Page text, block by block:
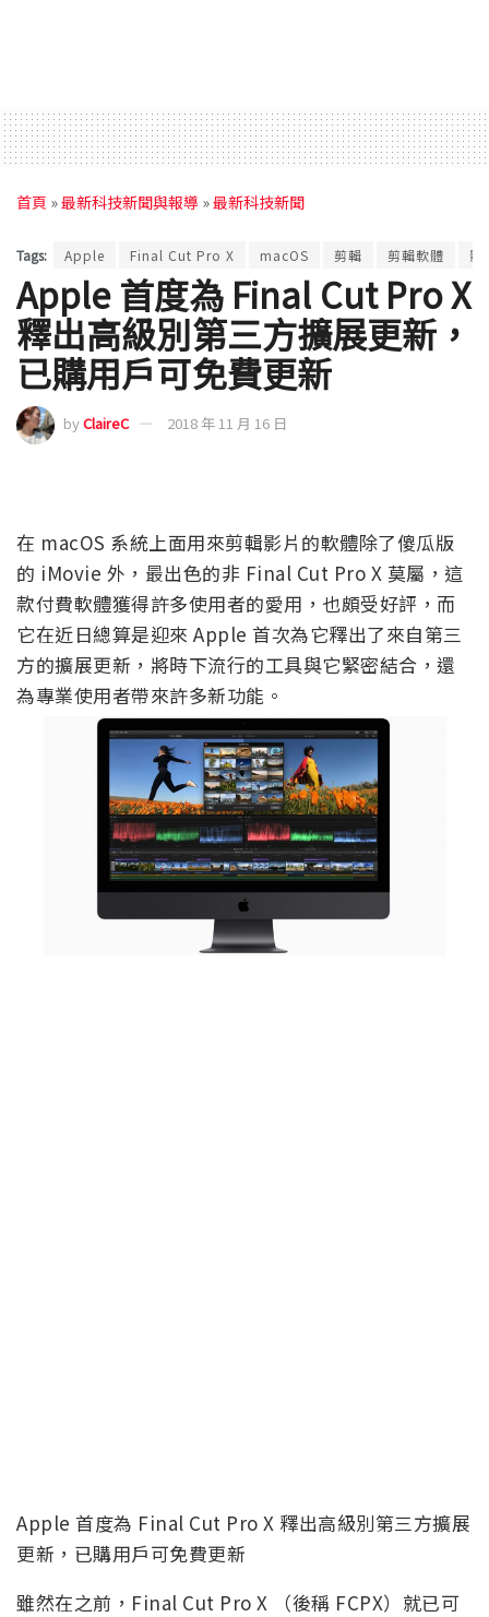
首頁 »最新科技新聞與報導 »最新科技新聞
Tags: Apple Final Cut Pro X macOS 剪輯 剪輯軟體 影
Apple 首度為 Final Cut Pro X
釋出高級別第三方擴展更新，
已購用戶可免費更新
byClaireC 2018 年 11 月 16 日
在 macOS 系統上面用來剪輯影片的軟體除了傻瓜版
的 iMovie 外，最出色的非 Final Cut Pro X 莫屬，這
款付費軟體獲得許多使用者的愛用，也頗受好評，而
它在近日總算是迎來 Apple 首次為它釋出了來自第三
方的擴展更新，將時下流行的工具與它緊密結合，還
為專業使用者帶來許多新功能。
Apple 首度為 Final Cut Pro X 釋出高級別第三方擴展
更新，已購用戶可免費更新
雖然在之前，Final Cut Pro X （後稱 FCPX）就已可